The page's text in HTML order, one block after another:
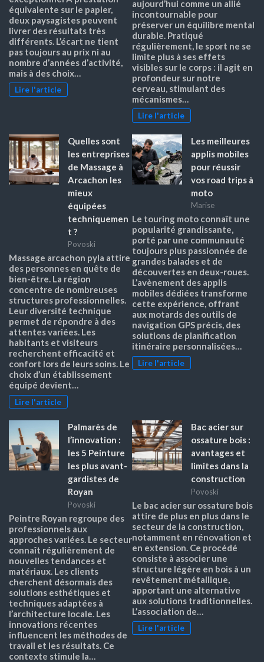
équivalente sur le papier,
deux paysagistes peuvent
livrer des résultats très
différents. L’écart ne tient
pas toujours au prix ni au
nombre d’années d’activité,
mais à des choix…
Lire l'article
aujourd’hui comme un allié
incontournable pour
préserver un équilibre mental
durable. Pratiqué
régulièrement, le sport ne se
limite plus à ses effets
visibles sur le corps : il agit en
profondeur sur notre
cerveau, stimulant des
mécanismes…
Lire l'article
Quelles sont
les entreprises
de Massage à
Arcachon les
mieux
équipées
techniquemen
t ?
Povoski
Massage arcachon pyla attire
des personnes en quête de
bien-être. La région
concentre de nombreuses
structures professionnelles.
Leur diversité technique
permet de répondre à des
attentes variées. Les
habitants et visiteurs
recherchent efficacité et
confort lors de leurs soins. Le
choix d’un établissement
équipé devient…
Lire l'article
Les meilleures
applis mobiles
pour réussir
vos road trips à
moto
Marise
Le touring moto connaît une
popularité grandissante,
porté par une communauté
toujours plus passionnée de
grandes balades et de
découvertes en deux-roues.
L’avènement des applis
mobiles dédiées transforme
cette expérience, offrant
aux motards des outils de
navigation GPS précis, des
solutions de planification
itinéraire personnalisées…
Lire l'article
Palmarès de
l’innovation :
les 5 Peinture
les plus avant-
gardistes de
Royan
Povoski
Peintre Royan regroupe des
professionnels aux
approches variées. Le secteur
connaît régulièrement de
nouvelles tendances et
matériaux. Les clients
cherchent désormais des
solutions esthétiques et
techniques adaptées à
l’architecture locale. Les
innovations récentes
influencent les méthodes de
travail et les résultats. Ce
contexte stimule la…
Bac acier sur
ossature bois :
avantages et
limites dans la
construction
Povoski
Le bac acier sur ossature bois
attire de plus en plus dans le
secteur de la construction,
notamment en rénovation et
en extension. Ce procédé
consiste à associer une
structure légère en bois à un
revêtement métallique,
apportant une alternative
aux solutions traditionnelles.
L’association de…
Lire l'article